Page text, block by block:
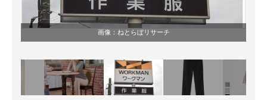
画像：ねとらぼリサーチ